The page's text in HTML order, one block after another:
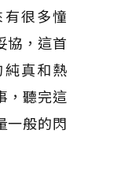
很多憧
協，這首
真和熱
，聽完這
一般的閃